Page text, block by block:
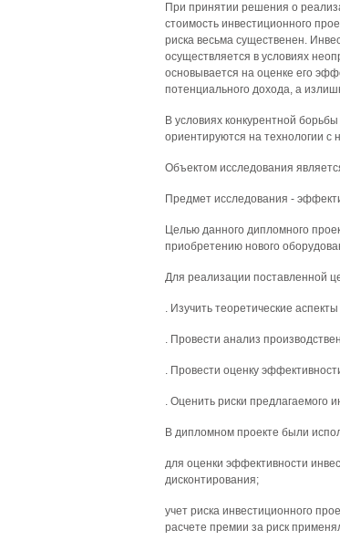
При принятии решения о
стоимость инвестиционного
риска весьма существенен.
осуществляется в условиях
основывается на оценке его
потенциального дохода, а
В условиях конкурентной
ориентируются на технологии с
Объектом исследования
Предмет исследования -
Целью данного дипломного
приобретению нового
Для реализации поставленной
. Изучить теоретические
. Провести анализ
. Провести оценку
. Оценить риски предлагаемого
В дипломном проекте были
для оценки эффективности
дисконтирования;
учет риска инвестиционного
расчете премии за риск